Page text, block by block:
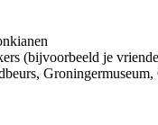
(bijvoorbeeld je
Groningermuseum,